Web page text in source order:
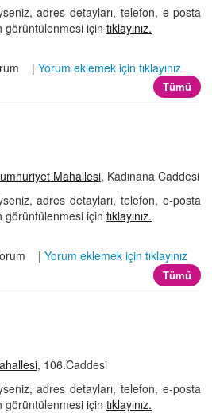
adres detayları, telefon, e-posta
görüntülenmesi için tıklayınız.
| Yorum eklemek için tıklayınız
Tümü
Mahallesi, Kadınana Caddesi
adres detayları, telefon, e-posta
görüntülenmesi için tıklayınız.
| Yorum eklemek için tıklayınız
Tümü
, 106.Caddesi
adres detayları, telefon, e-posta
görüntülenmesi için tıklayınız.